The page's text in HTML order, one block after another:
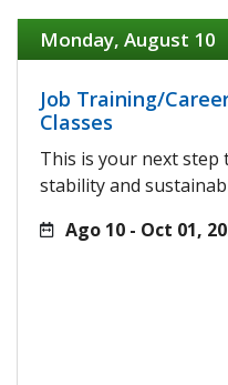
Monday, August 10
Job Training/
Classes
This is your next step
stability and
Ago 10 - Oct 01,